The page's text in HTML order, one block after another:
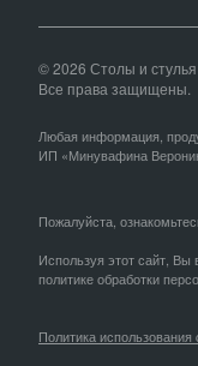
© 2026 Столы и
Все права защищены.
Любая информация,
ИП «Минувафина
Пожалуйста,
Используя этот сайт,
политике обработки
Политика использования